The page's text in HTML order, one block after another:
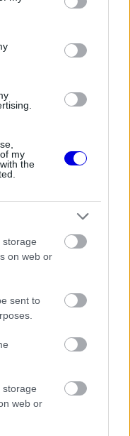
third-party tags to
in below Google
my
the
storage
on web or
sent to
storage
web or
either because
the format
minden
szerezzünk. A
fel, hogyan
az önbizalmat
végéig